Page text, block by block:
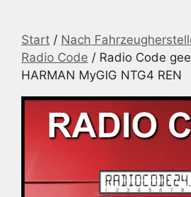
Start / Nach
Radio Code / Radio Code
HARMAN MyGIG NTG4 REN